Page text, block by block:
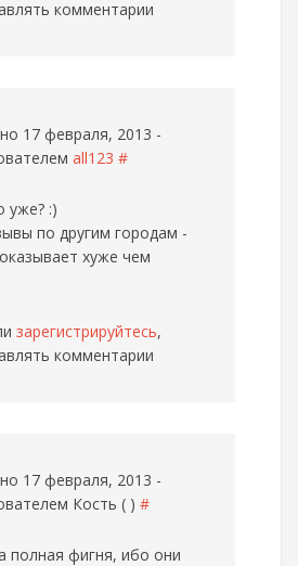
комментарии
17 февраля, 2013 -
all123 #
уже? :)
по другим городам -
хуже чем
зарегистрируйтесь,
комментарии
17 февраля, 2013 -
Кость ( ) #
полная фигня, ибо они